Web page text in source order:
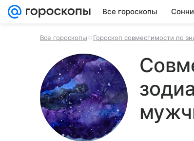
Все гороскопы
Все гороскопы Гороскоп совместимости по